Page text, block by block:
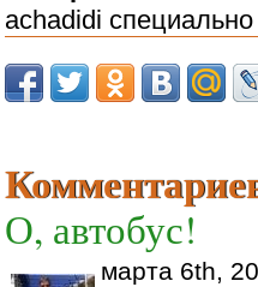
achadidi
О, автобус!
марта 6th,